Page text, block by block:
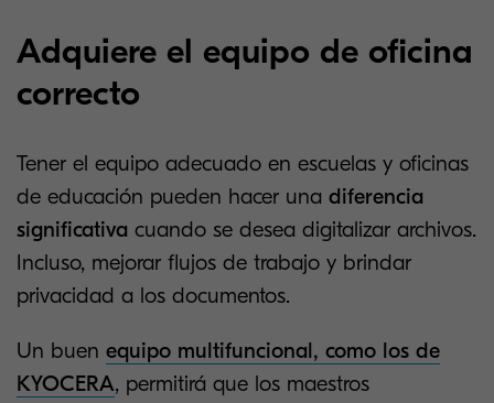
Adquiere el equipo de oficina
correcto
Tener el equipo adecuado en escuelas y oficinas
de educación pueden hacer una diferencia
significativa cuando se desea digitalizar archivos.
Incluso, mejorar flujos de trabajo y brindar
privacidad a los documentos.
Un buen equipo multifuncional, como los de
KYOCERA, permitirá que los maestros